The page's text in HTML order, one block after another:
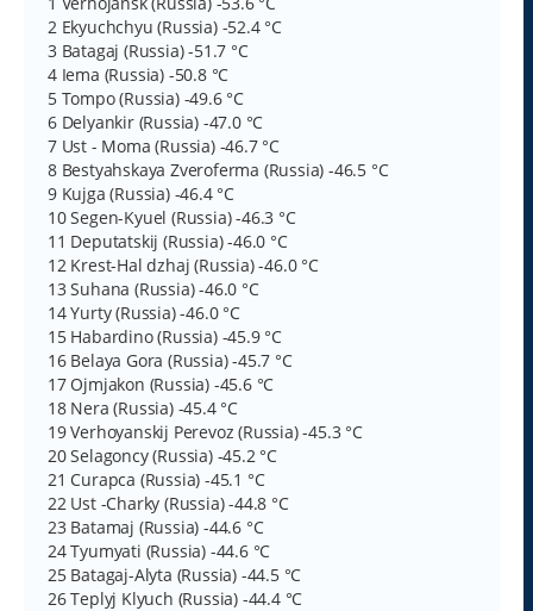
2 Ekyuchchyu (Russia) -52.4 °C
3 Batagaj (Russia) -51.7 °C
4 Iema (Russia) -50.8 °C
5 Tompo (Russia) -49.6 °C
6 Delyankir (Russia) -47.0 °C
7 Ust - Moma (Russia) -46.7 °C
8 Bestyahskaya Zveroferma (Russia) -46.5 °C
9 Kujga (Russia) -46.4 °C
10 Segen-Kyuel (Russia) -46.3 °C
11 Deputatskij (Russia) -46.0 °C
12 Krest-Hal dzhaj (Russia) -46.0 °C
13 Suhana (Russia) -46.0 °C
14 Yurty (Russia) -46.0 °C
15 Habardino (Russia) -45.9 °C
16 Belaya Gora (Russia) -45.7 °C
17 Ojmjakon (Russia) -45.6 °C
18 Nera (Russia) -45.4 °C
19 Verhoyanskij Perevoz (Russia) -45.3 °C
20 Selagoncy (Russia) -45.2 °C
21 Curapca (Russia) -45.1 °C
22 Ust -Charky (Russia) -44.8 °C
23 Batamaj (Russia) -44.6 °C
24 Tyumyati (Russia) -44.6 °C
25 Batagaj-Alyta (Russia) -44.5 °C
26 Teplyj Klyuch (Russia) -44.4 °C